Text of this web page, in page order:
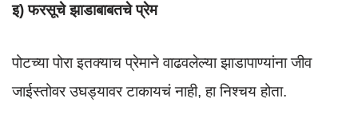
इ) फरसूचे झाडाबाबतचे प्रेम
पोटच्या पोरा इतक्याच प्रेमाने वाढवलेल्या झाडापाण्यांना जीव
जाईस्तोवर उघड्यावर टाकायचं नाही, हा निश्चय होता.